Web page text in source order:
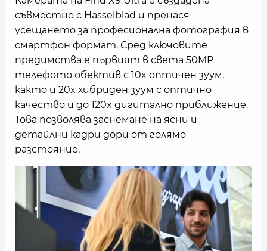
съвместно с Hasselblad и пренася
усещането за професионална фотография в
смартфон формат. Сред ключовите
предимства е първият в света 50MP
телефото обектив с 10x оптичен зуум,
както и 20x хибриден зуум с оптично
качество и до 120x дигитално приближение.
Това позволява заснемане на ясни и
детайлни кадри дори от голямо
разстояние.